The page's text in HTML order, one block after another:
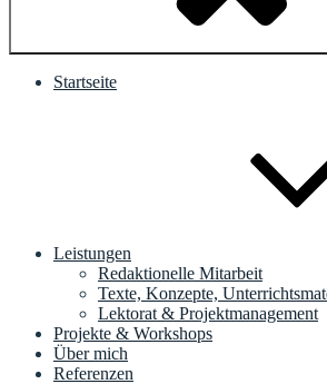
Startseite
Leistungen
Redaktionelle Mitarbeit
Texte, Konzepte,
Lektorat & Projektmanagement
Projekte & Workshops
Über mich
Referenzen